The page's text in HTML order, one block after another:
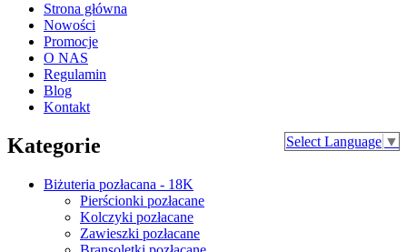
Strona główna
Nowości
Promocje
O NAS
Regulamin
Blog
Kontakt
Select Language ▼
Kategorie
Biżuteria pozłacana - 18K
Pierścionki pozłacane
Kolczyki pozłacane
Zawieszki pozłacane